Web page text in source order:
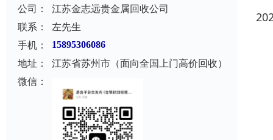
公司：
江苏金志远贵金属回收公司
联系：
左先生
手机：
15895306086
地址：
江苏省苏州市（面向全国上门高价回收）
微信：